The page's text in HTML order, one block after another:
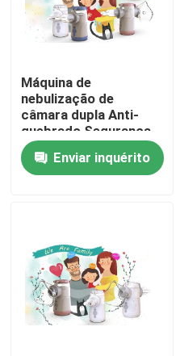
Contato E.U.
Notícia
Casos
Mesh Nebulizer Machine
Asma Mesh Nebulizer
Máquina de
nebulização de
câmara dupla Anti-
quebrado Segurança
Névoa densa
Enviar inquérito